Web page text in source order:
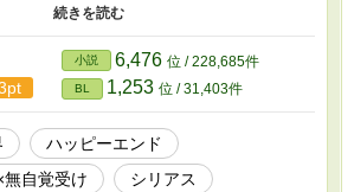
いと有り得ない考えに及んだとき、頭に鈴の音
を焼くことにした。なに心配することはな
るだけさ。お前が欲しくて堪らなかった身体
差配で、僕は僕じゃない人物として生きるこ
康な身体を手に入れた僕が、好きなように
編は三人称です。 R−18に該当するページには
時更新 登場人物 ラファエル・ローデン 金髪
であどけなくもあるが無鉄砲で好奇心旺盛。
うに活発になったことで親しい人たちを戸惑
小説 6,476 位 / 228,685件
BL 1,253 位 / 31,403件
ハッピーエンド
自覚受け
シリアス